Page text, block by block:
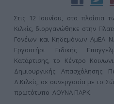
Στις 12 Ιουνίου, στα πλαίσια
Κιλκίς, διοργανώθηκε στην
Γονέων και Κηδεμόνων ΑμΕΑ
Εργαστήρι Ειδικής
Κατάρτισης, το Κέντρο
Δημιουργικής Απασχόλησης
Δ.Κιλκίς, σε συνεργασία με
πρωτότυπο ΛΟΥΝΑ ΠΑΡΚ.